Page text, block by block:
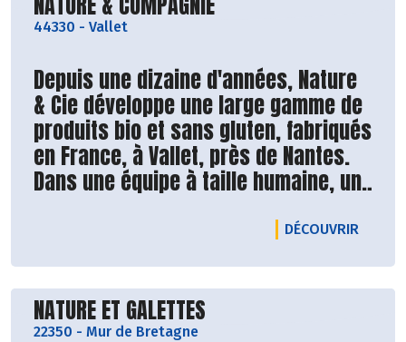
desserts, les préparations salées, les aides
44330 - Vallet
Depuis une dizaine d'années, Nature
& Cie développe une large gamme de
produits bio et sans gluten, fabriqués
en France, à Vallet, près de Nantes.
Dans une équipe à taille humaine, une
à la main ; ainsi chaque employé est
l'élaboration des produits innovants
et de grande qualité.
DÉCOUVRIR
Découvrir le producteur
NATURE ET GALETTES
22350 - Mur de Bretagne